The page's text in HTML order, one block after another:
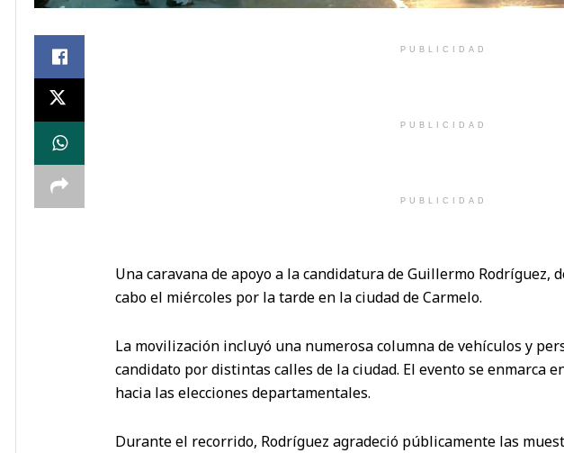
PUBLICIDAD
PUBLICIDAD
PUBLICIDAD
Una caravana de apoyo a la candidatura de Guillermo Rodríguez,
cabo el miércoles por la tarde en la ciudad de Carmelo.
La movilización incluyó una numerosa columna de vehículos y
candidato por distintas calles de la ciudad. El evento se enmarca
hacia las elecciones departamentales.
Durante el recorrido, Rodríguez agradeció públicamente las